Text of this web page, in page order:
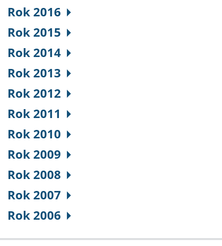
Rok 2016
Rok 2015
Rok 2014
Rok 2013
Rok 2012
Rok 2011
Rok 2010
Rok 2009
Rok 2008
Rok 2007
Rok 2006